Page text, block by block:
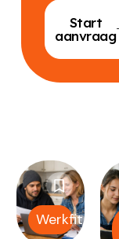
Start
aanvraag
Werkfit